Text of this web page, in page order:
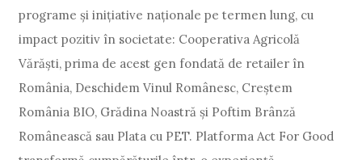
programe și inițiative naționale pe termen lung, cu
impact pozitiv în societate: Cooperativa Agricolă
Vărăști, prima de acest gen fondată de retailer în
România, Deschidem Vinul Românesc, Creștem
România BIO, Grădina Noastră și Poftim Brânză
Românească sau Plata cu PET. Platforma Act For Good